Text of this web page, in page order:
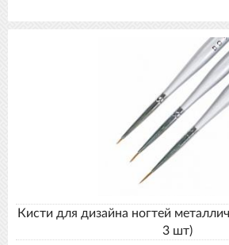
Кисти для дизайна ногтей
3 шт)